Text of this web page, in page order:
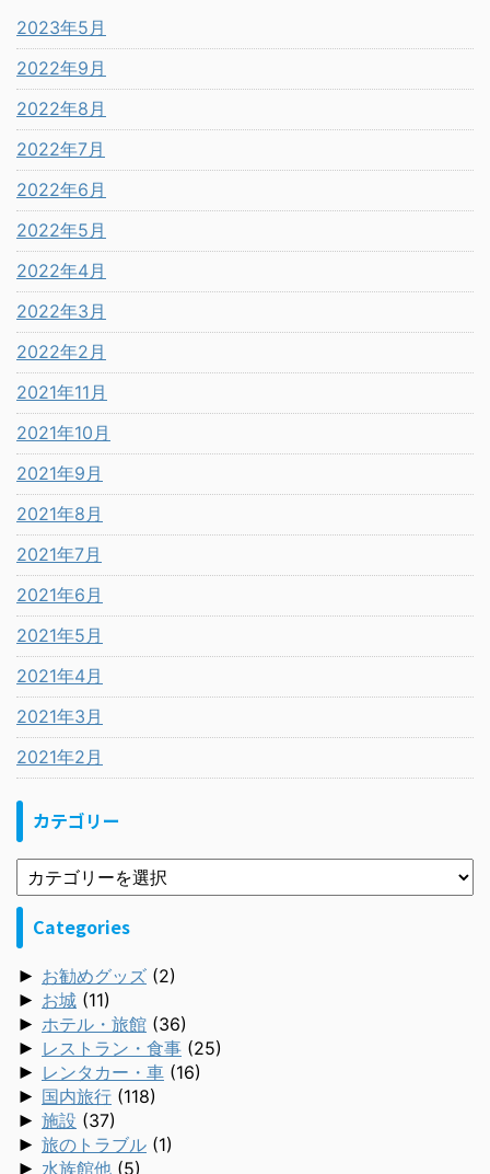
2023年5月
2022年9月
2022年8月
2022年7月
2022年6月
2022年5月
2022年4月
2022年3月
2022年2月
2021年11月
2021年10月
2021年9月
2021年8月
2021年7月
2021年6月
2021年5月
2021年4月
2021年3月
2021年2月
カテゴリー
Categories
► お勧めグッズ (2)
► お城 (11)
► ホテル・旅館 (36)
► レストラン・食事 (25)
► レンタカー・車 (16)
► 国内旅行 (118)
► 施設 (37)
► 旅のトラブル (1)
► 水族館他 (5)